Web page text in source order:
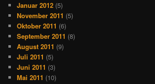
Januar 2012 (5)
November 2011 (5)
Oktober 2011 (6)
September 2011 (8)
August 2011 (9)
Juli 2011 (5)
Juni 2011 (3)
Mai 2011 (10)